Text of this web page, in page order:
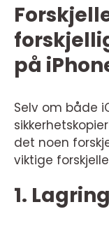
på
Selv om både
det noen
viktige
1.